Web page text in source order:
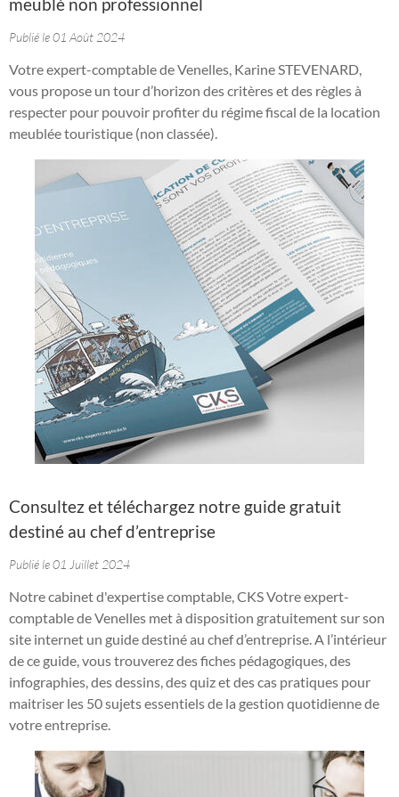
Publié le 01 Août 2024
Votre expert-comptable de Venelles, Karine STEVENARD,
vous propose un tour d’horizon des critères et des règles à
respecter pour pouvoir profiter du régime fiscal de la location
meublée touristique (non classée).
Consultez et téléchargez notre guide gratuit
destiné au chef d’entreprise
Publié le 01 Juillet 2024
Notre cabinet d'expertise comptable, CKS Votre expert-
comptable de Venelles met à disposition gratuitement sur son
site internet un guide destiné au chef d’entreprise. A l’intérieur
de ce guide, vous trouverez des fiches pédagogiques, des
infographies, des dessins, des quiz et des cas pratiques pour
maitriser les 50 sujets essentiels de la gestion quotidienne de
votre entreprise.